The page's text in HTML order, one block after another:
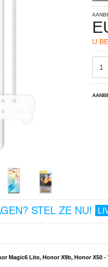
U
STEL ZE NU!
Magic6 Lite, Honor X9b, Honor X50 -